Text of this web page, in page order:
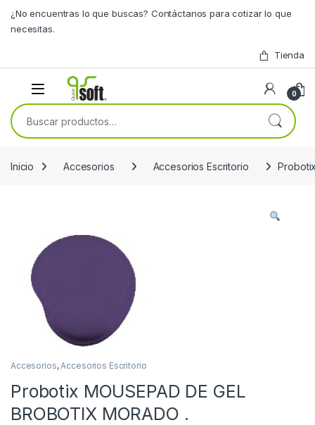
¿No encuentras lo que buscas? Contáctanos para cotizar lo que
necesitas.
Tienda
0
Buscar por:
Inicio Accesorios Accesorios Escritorio
Accesorios, Accesorios Escritorio
Probotix MOUSEPAD DE GEL
BROBOTIX MORADO .